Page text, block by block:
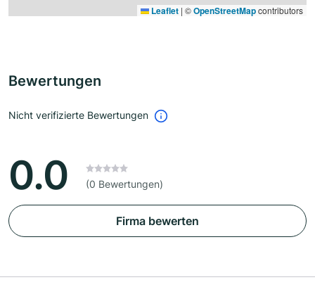
Leaflet | ©OpenStreetMapcontributors
Bewertungen
Nicht verifizierte Bewertungen
0.0 (0 Bewertungen)
Firma bewerten